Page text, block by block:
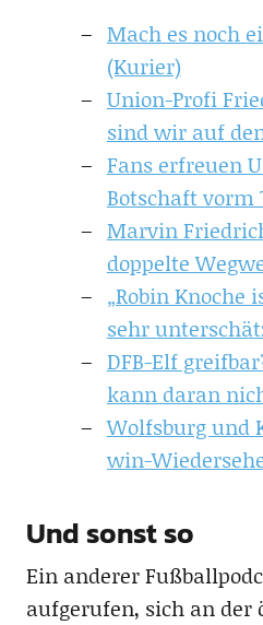
Mach es noch
(Kurier)
Union-Profi
sind wir auf
Fans erfreuen
Botschaft vorm
Marvin
doppelte
„Robin
sehr
DFB-Elf
kann daran
Wolfsburg und
win-
Und sonst so
Ein anderer
aufgerufen, sich an der